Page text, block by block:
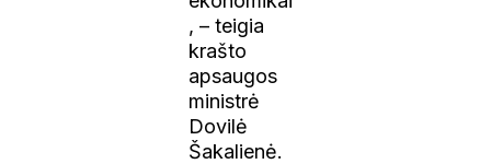
, – teigia
krašto
apsaugos
ministrė
Dovilė
Šakalienė.